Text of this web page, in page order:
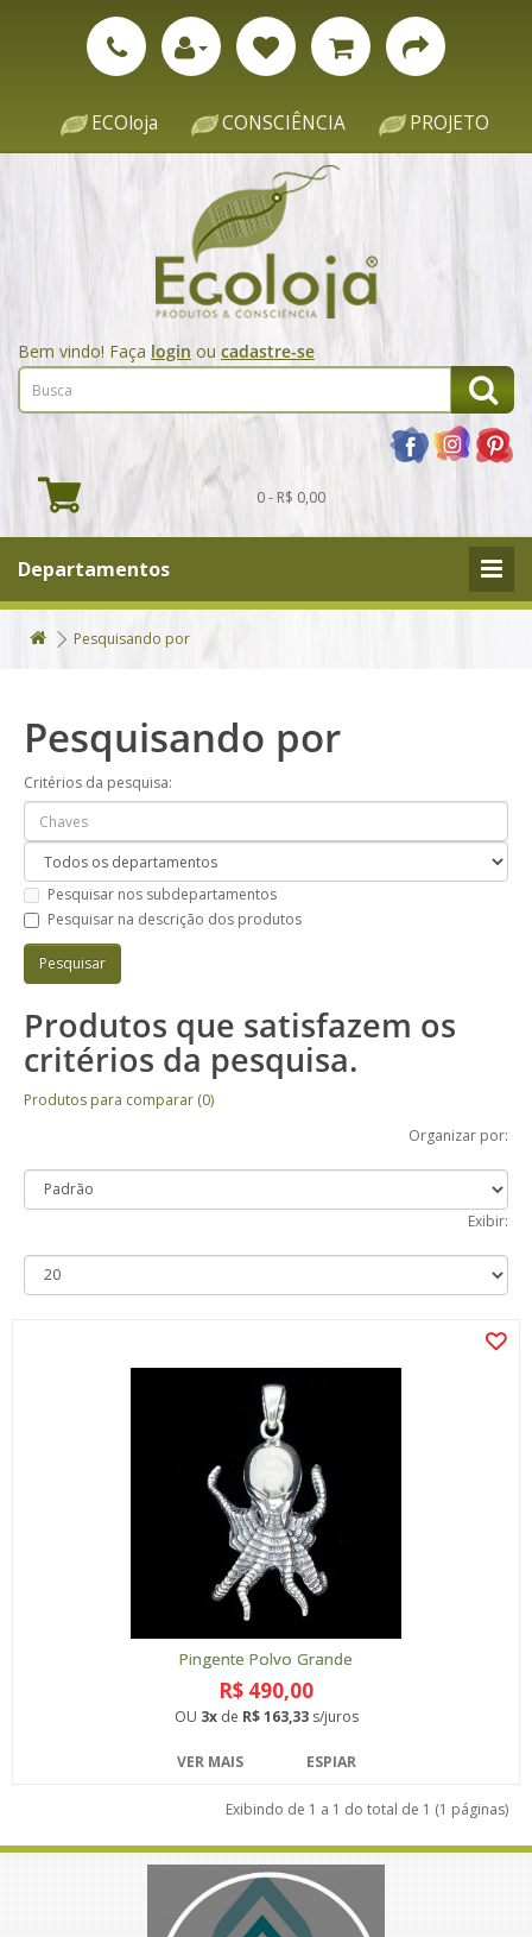
ECOloja CONSCIÊNCIA PROJETO
Bem vindo! Faça login ou cadastre-se
0 - R$ 0,00
Departamentos
Pesquisando por
Pesquisando por
Critérios da pesquisa:
Pesquisar nos subdepartamentos
Pesquisar na descrição dos produtos
Produtos que satisfazem os
critérios da pesquisa.
Produtos para comparar (0)
Organizar por:
Exibir:
Pingente Polvo Grande
R$ 490,00
OU 3xde R$ 163,33s/juros
VER MAIS ESPIAR
Exibindo de 1 a 1 do total de 1 (1 páginas)